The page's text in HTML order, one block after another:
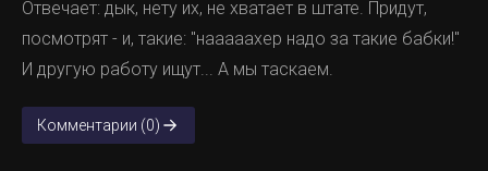
Отвечает: дык, нету их, не хватает в штате. Придут,
посмотрят - и, такие: "нааааахер надо за такие бабки!"
И другую работу ищут... А мы таскаем.
Комментарии (0)